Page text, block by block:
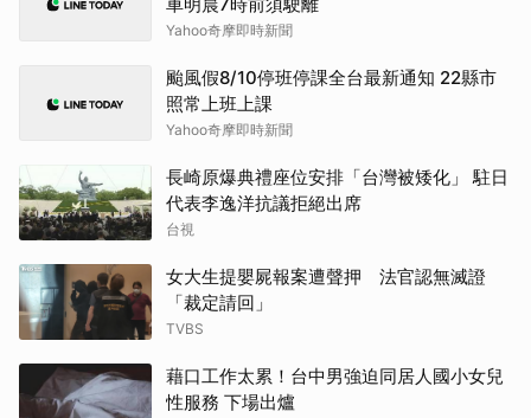
Yahoo奇摩即時新聞
颱風假8/10停班停課全台最新通知 22縣市
照常上班上課
Yahoo奇摩即時新聞
長崎原爆典禮座位安排「台灣被矮化」 駐日
代表李逸洋抗議拒絕出席
台視
女大生提嬰屍報案遭聲押 法官認無滅證
「裁定請回」
TVBS
藉口工作太累！台中男強迫同居人國小女兒
性服務 下場出爐